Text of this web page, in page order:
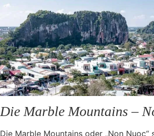
Die Marble Mountains –
Die Marble Mountains oder „Non Nuoc“